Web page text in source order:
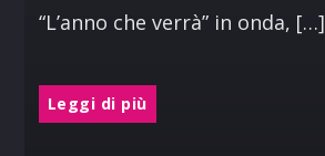
“L’anno che verrà” in onda, […]
Leggi di più